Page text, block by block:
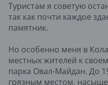
Туристам я советую
так как почти каждое
памятник.
Но особенно меня в
местных жителей к
парка Овал-Майдан. До
грязным местом,